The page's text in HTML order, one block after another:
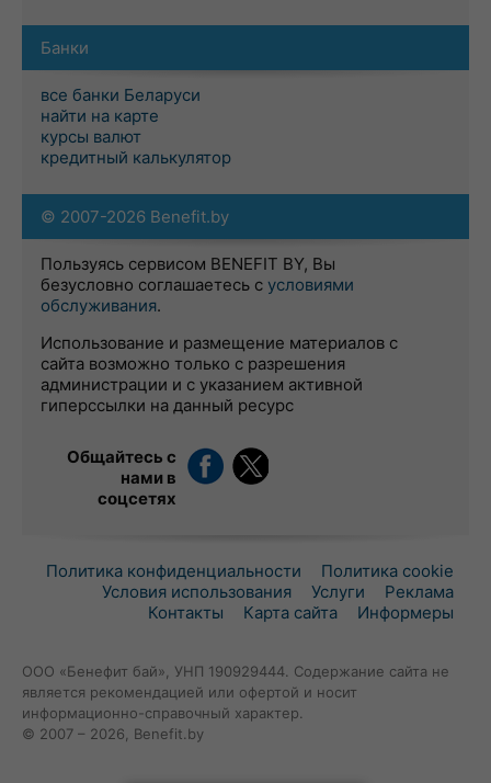
Банки
все банки Беларуси
найти на карте
курсы валют
кредитный калькулятор
© 2007-2026 Benefit.by
Пользуясь сервисом BENEFIT BY, Вы
безусловно соглашаетесь с условиями
обслуживания.
Использование и размещение материалов с
сайта возможно только с разрешения
администрации и с указанием активной
гиперссылки на данный ресурс
Общайтесь с
нами в
соцсетях
Политика конфиденциальности
Политика cookie
Условия использования
Услуги
Реклама
Контакты
Карта сайта Информеры
ООО «Бенефит бай», УНП 190929444. Содержание сайта не
является рекомендацией или офертой и носит
информационно-справочный характер.
© 2007 – 2026, Benefit.by